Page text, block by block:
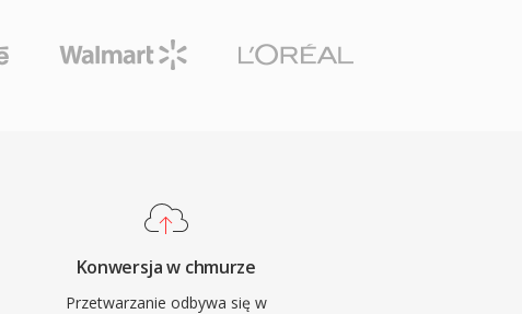
Konwersja w chmurze
Przetwarzanie odbywa się w